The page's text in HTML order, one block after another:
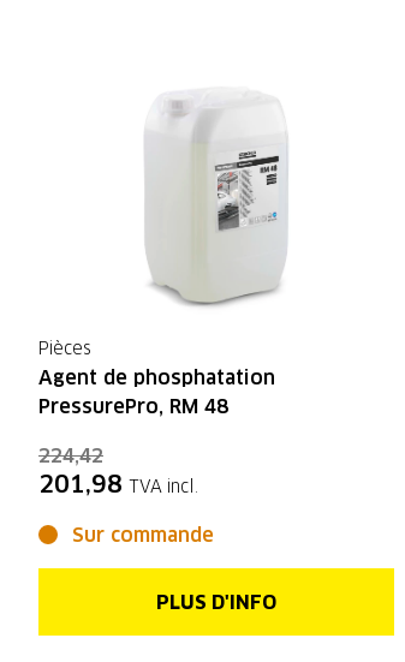
Pièces
Agent de phosphatation
PressurePro, RM 48
224,42
201,98 TVA incl.
Sur commande
PLUS D'INFO